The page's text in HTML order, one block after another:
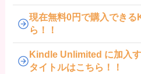
現在無料0円で購入でき
ら！！
Kindle Unlimited に加入
タイトルはこちら！！